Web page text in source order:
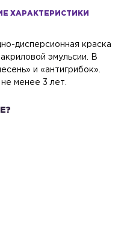
ХАРАКТЕРИСТИКИ
дисперсионная краска
эмульсии. В
и «антигрибок».
менее 3 лет.